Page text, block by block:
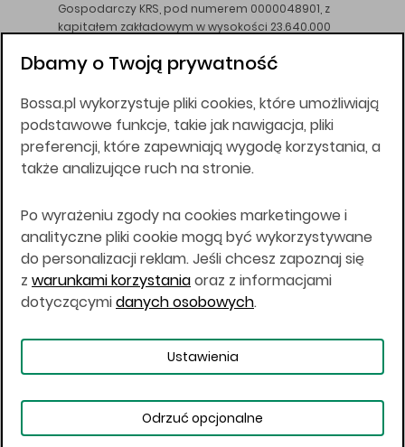
Gospodarczy KRS, pod numerem 0000048901, z
kapitałem zakładowym w wysokości 23.640.000
DM BOŚ działa na podstawie zezwolenia KNF z dnia
Wszelkie informacje na niniejszej stronie w tym
informacje o produktach inwestycyjnych nie są
kierowane do osób mających miejsce
zamieszkania lub pobytu w Stanach
Japonii, ani w dowolnej innej jurysdykcji, w której
taki materiał byłby sprzeczny z prawem lub w
których zgodne z prawem nabycie produktów
inwestycyjnych nie jest możliwe lub w której nie
jest możliwe złożenie oferty. Prawa obowiązujące
w danej jurysdykcji określają, czy jest możliwe
nabycie poszczególnych produktów
Copyright © 2026 BOŚ | BOSSA.PL
Warunki korzystania
Dane osobowe
Dbamy o Twoją prywatność
Bossa.pl wykorzystuje pliki cookies, które umożliwiają
podstawowe funkcje, takie jak nawigacja, pliki
preferencji, które zapewniają wygodę korzystania, a
także analizujące ruch na stronie.
Po wyrażeniu zgody na cookies marketingowe i
analityczne pliki cookie mogą być wykorzystywane
do personalizacji reklam. Jeśli chcesz zapoznaj się
z warunkami korzystaniaoraz z informacjami
dotyczącymidanych osobowych.
Ustawienia
Odrzuć opcjonalne